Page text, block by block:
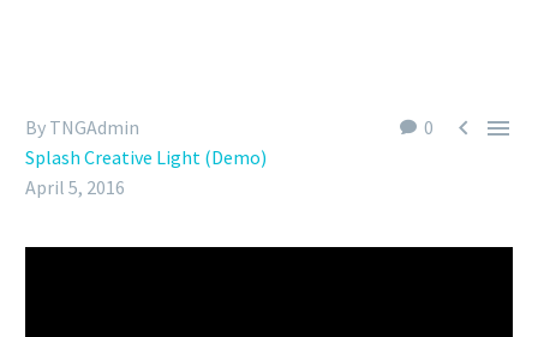
0  
By TNGAdmin
Splash Creative Light (Demo)
April 5, 2016